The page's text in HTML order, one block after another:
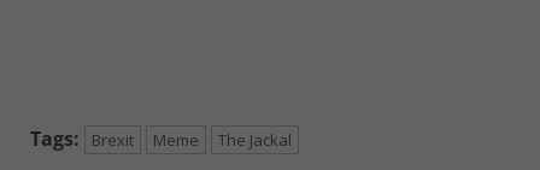
Tags: Brexit Meme The Jackal